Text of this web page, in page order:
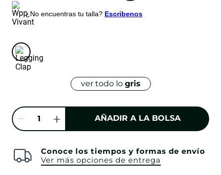
¿No encuentras tu talla? Escribenos
ver todo lo gris
AÑADIR A LA BOLSA
Conoce los tiempos y formas de envío
Ver más opciones de entrega